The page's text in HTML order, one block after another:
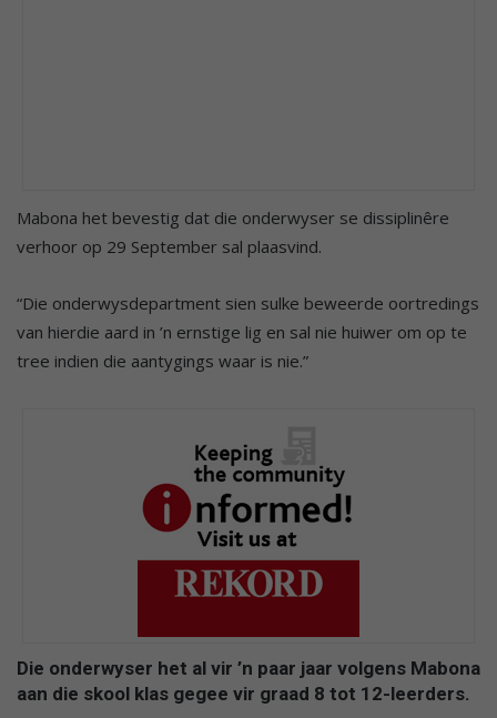
Mabona het bevestig dat die onderwyser se dissiplinêre
verhoor op 29 September sal plaasvind.
“Die onderwysdepartment sien sulke beweerde oortredings
van hierdie aard in ’n ernstige lig en sal nie huiwer om op te
tree indien die aantygings waar is nie.”
Die onderwyser het al vir ’n paar jaar volgens Mabona
aan die skool klas gegee vir graad 8 tot 12-leerders.